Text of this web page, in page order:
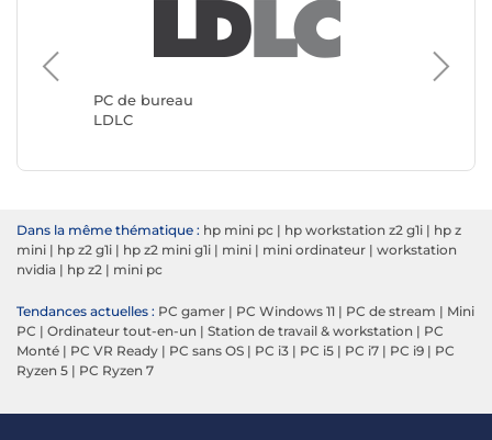
PC de bureau
LDLC
PC de
Dans la même thématique : hp mini pc | hp workstation z2 g1i | hp z
mini | hp z2 g1i | hp z2 mini g1i | mini | mini ordinateur | workstation
nvidia | hp z2 | mini pc
Tendances actuelles : PC gamer | PC Windows 11 | PC de stream | Mini
PC | Ordinateur tout-en-un | Station de travail & workstation | PC
Monté | PC VR Ready | PC sans OS | PC i3 | PC i5 | PC i7 | PC i9 | PC
Ryzen 5 | PC Ryzen 7